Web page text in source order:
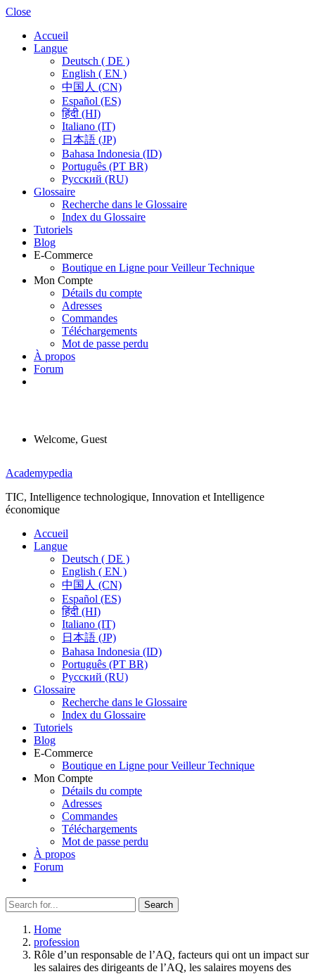
Close
Accueil
Langue
Deutsch ( DE )
English ( EN )
中国人 (CN)
Español (ES)
हिंदी (HI)
Italiano (IT)
日本語 (JP)
Bahasa Indonesia (ID)
Português (PT BR)
Pусский (RU)
Glossaire
Recherche dans le Glossaire
Index du Glossaire
Tutoriels
Blog
E-Commerce
Boutique en Ligne pour Veilleur Technique
Mon Compte
Détails du compte
Adresses
Commandes
Téléchargements
Mot de passe perdu
À propos
Forum
Welcome, Guest
Menu
Academypedia
TIC, Intelligence technologique, Innovation et Intelligence
économique
Accueil
Langue
Deutsch ( DE )
English ( EN )
中国人 (CN)
Español (ES)
हिंदी (HI)
Italiano (IT)
日本語 (JP)
Bahasa Indonesia (ID)
Português (PT BR)
Pусский (RU)
Glossaire
Recherche dans le Glossaire
Index du Glossaire
Tutoriels
Blog
E-Commerce
Boutique en Ligne pour Veilleur Technique
Mon Compte
Détails du compte
Adresses
Commandes
Téléchargements
Mot de passe perdu
À propos
Forum
Search
Search
for:
Home
profession
Rôle d’un responsable de l’AQ, facteurs qui ont un impact sur
les salaires des dirigeants de l’AQ, les salaires moyens des